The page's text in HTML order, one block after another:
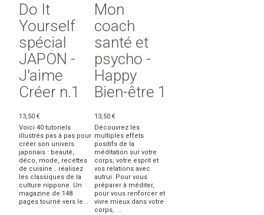
Do It
Yourself
spécial
JAPON -
J'aime
Créer n.1
13,50 €
Voici 40 tutoriels
illustrés pas à pas pour
créer son univers
japonais : beauté,
déco, mode, recettes
de cuisine… réalisez
les classiques de la
culture nippone. Un
magazine de 148
pages tourné vers le...
Mon
coach
santé et
psycho -
Happy
Bien-être 1
13,50 €
Découvrez les
multiples effets
positifs de la
méditation sur votre
corps, votre esprit et
vos relations avec
autrui. Pour vous
préparer à méditer,
pour vous renforcer et
vivre mieux dans votre
corps, ...